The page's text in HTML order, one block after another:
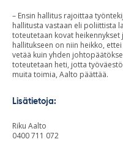
– Ensin hallitus rajoittaa
hallitusta vastaan eli poliittista
toteutetaan kovat
hallitukseen on niin heikko,
vetää kuin yhden
toteutetaan heti, jotta
muita toimia, Aalto päättää.
Lisätietoja:
Riku Aalto
0400 711 072